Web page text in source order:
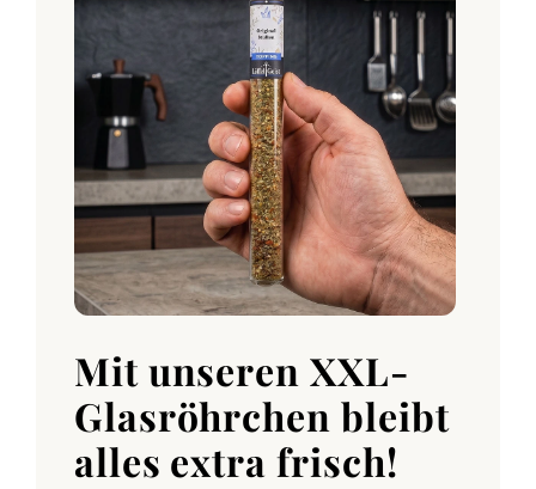
Mit unseren XXL-
Glasröhrchen bleibt
alles extra frisch!